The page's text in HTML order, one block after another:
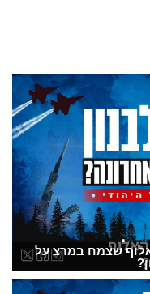
שצמח במרצ על